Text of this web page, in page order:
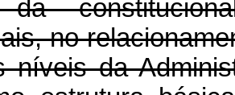
da
no
níveis da